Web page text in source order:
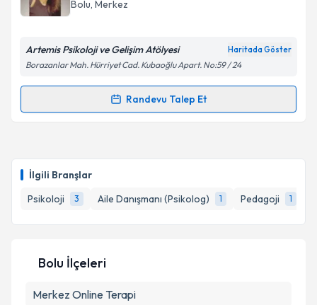
İlgili Branşlar
Psikoloji
3 Aile Danışmanı (Psikolog) 1 Pedagoji 1
Kişisel verilerimin işlenmesine ilişkin
Metni'ni okudum ve kişisel verilerimin belirtilen
Bolu, Merkez
Artemis Psikoloji ve Gelişim Atölyesi Haritada Göster
Borazanlar Mah. Hürriyet Cad. Kubaoğlu Apart. No:59 / 24
Randevu Talep Et
Randevu Takvimi Talebi
takvim hazırlandığında e-posta ile bilgilendireceğiz.
E-posta Adresiniz
Metni'ni okudum ve kişisel verilerimin belirtilen
Bolu İlçeleri
Merkez Online Terapi